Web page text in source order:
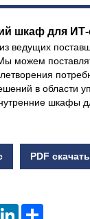
шкаф для ИТ-
ведущих
можем
в области
шкафы
PDF
LinkedIn